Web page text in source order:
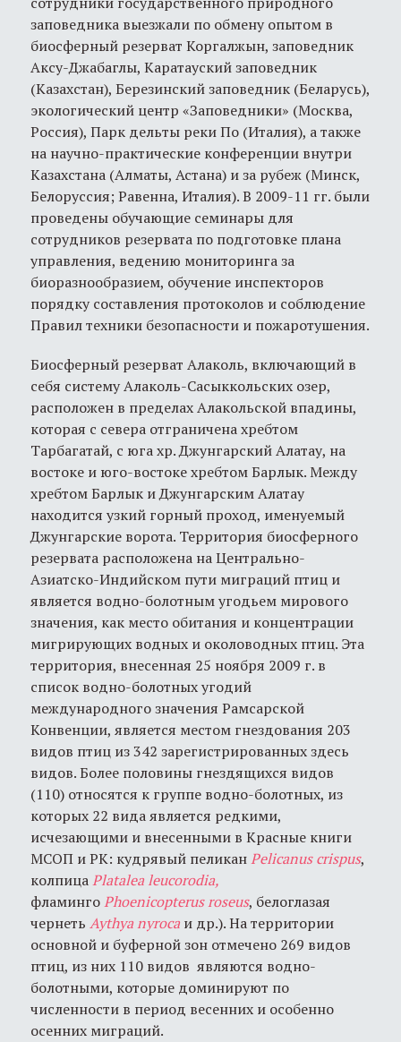
заповедника выезжали по обмену опытом в
биосферный резерват Коргалжын, заповедник
Аксу-Джабаглы, Каратауский заповедник
(Казахстан), Березинский заповедник (Беларусь),
экологический центр «Заповедники» (Москва,
Россия), Парк дельты реки По (Италия), а также
на научно-практические конференции внутри
Казахстана (Алматы, Астана) и за рубеж (Минск,
Белоруссия; Равенна, Италия). В 2009-11 гг. были
проведены обучающие семинары для
сотрудников резервата по подготовке плана
управления, ведению мониторинга за
биоразнообразием, обучение инспекторов
порядку составления протоколов и соблюдение
Правил техники безопасности и пожаротушения.
Биосферный резерват Алаколь, включающий в
себя систему Алаколь-Сасыккольских озер,
расположен в пределах Алакольской впадины,
которая с севера отграничена хребтом
Тарбагатай, с юга хр. Джунгарский Алатау, на
востоке и юго-востоке хребтом Барлык. Между
хребтом Барлык и Джунгарским Алатау
находится узкий горный проход, именуемый
Джунгарские ворота. Территория биосферного
резервата расположена на Центрально-
Азиатско-Индийском пути миграций птиц и
является водно-болотным угодьем мирового
значения, как место обитания и концентрации
мигрирующих водных и околоводных птиц. Эта
территория, внесенная 25 ноября 2009 г. в
список водно-болотных угодий
международного значения Рамсарской
Конвенции, является местом гнездования 203
видов птиц из 342 зарегистрированных здесь
видов. Более половины гнездящихся видов
(110) относятся к группе водно-болотных, из
которых 22 вида является редкими,
исчезающими и внесенными в Красные книги
МСОП и РК: кудрявый пеликанPelicanus crispus,
колпицаPlatalea leucorodia,
фламингоPhoenicopterus roseus, белоглазая
чернеть Aythya nyrocaи др.). На территории
основной и буферной зон отмечено 269 видов
птиц, из них 110 видов являются водно-
болотными, которые доминируют по
численности в период весенних и особенно
осенних миграций.